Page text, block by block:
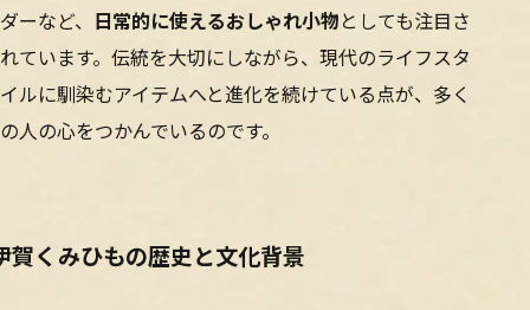
ダーなど、 日常的に使えるおしゃれ小物としても注目さ
れています。伝統を大切にしながら、現代のライフスタ
イルに馴染むアイテムへと進化を続けている点が、多く
の人の心をつかんでいるのです。
賀くみひもの歴史と文化背景